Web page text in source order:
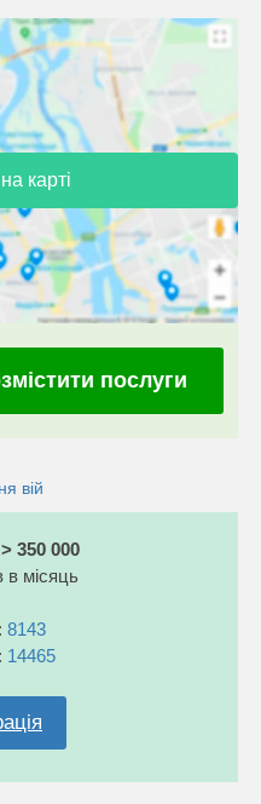
карті
послуги
вій
350 000
в місяць
8143
14465